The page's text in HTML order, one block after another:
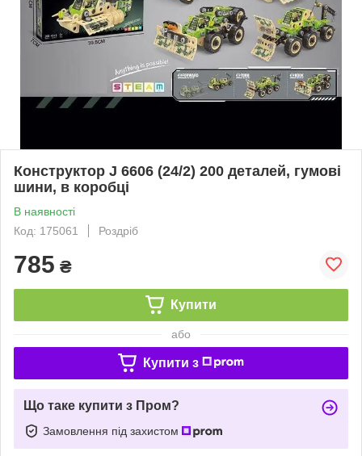
Конструктор J 6606 (24/2) 200 деталей, гумові
шини, в коробці
В наявності
Код: 175061
Роздріб
785 ₴
Купити
або
Купити з
Що таке купити з Пром?
Замовлення під захистом